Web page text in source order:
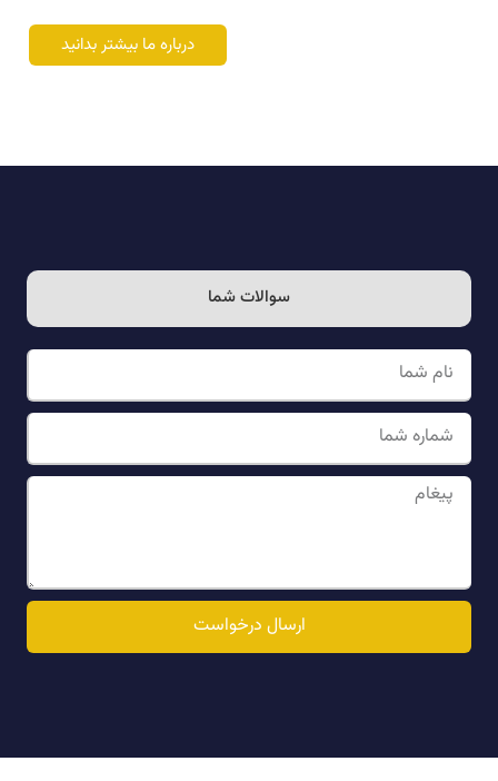
درباره ما بیشتر بدانید
سوالات شما
ارسال درخواست